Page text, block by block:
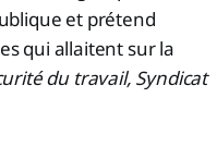
et prétend
qui allaitent sur la
du travail, Syndicat